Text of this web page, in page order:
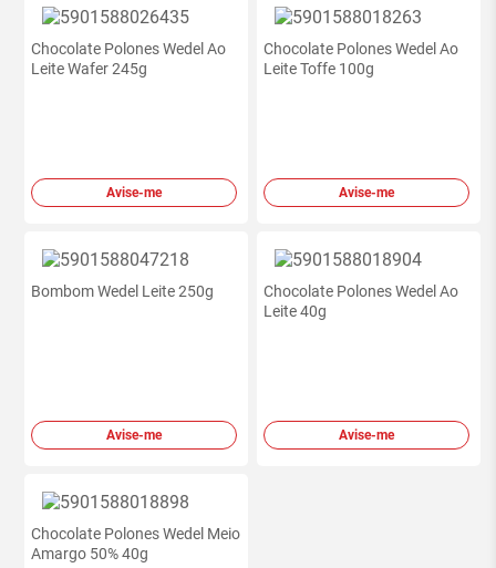
Chocolate Polones Wedel Ao
Leite Wafer 245g
Avise-me
Chocolate Polones Wedel Ao
Leite Toffe 100g
Avise-me
Bombom Wedel Leite 250g
Avise-me
Chocolate Polones Wedel Ao
Leite 40g
Avise-me
Chocolate Polones Wedel Meio
Amargo 50% 40g